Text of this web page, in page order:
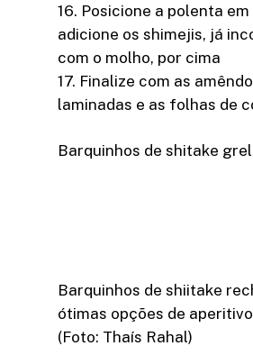
16. Posicione a polenta
adicione os shimejis, já
com o molho, por cima
17. Finalize com as
laminadas e as folhas de
Barquinhos de shitake
Barquinhos de shiitake
ótimas opções de
(Foto: Thaís Rahal)